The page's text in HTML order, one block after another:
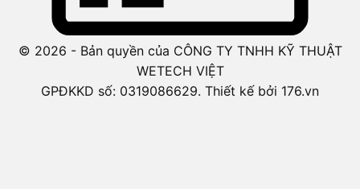
© 2026 - Bản quyền của CÔNG TY TNHH KỸ THUẬT
WETECH VIỆT
GPĐKKD số: 0319086629. Thiết kế bởi 176.vn